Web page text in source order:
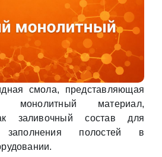
смола, представляющая
монолитный материал,
заливочный состав для
полостей в